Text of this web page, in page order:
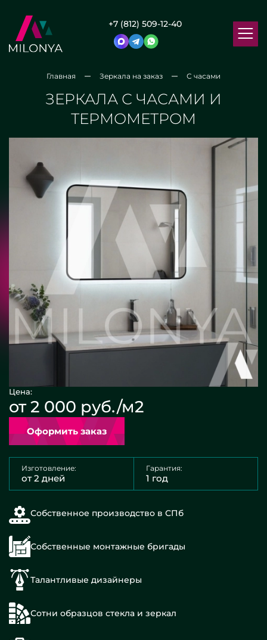
+7 (812) 509-12-40
Главная Зеркала на заказ С часами
ЗЕРКАЛА С ЧАСАМИ И
ТЕРМОМЕТРОМ
Цена:
от 2 000 руб./м2
Оформить заказ
Изготовление:
от 2 дней
Гарантия:
1 год
Собственное производство в СПб
Собственные монтажные бригады
Талантливые дизайнеры
Сотни образцов стекла и зеркал